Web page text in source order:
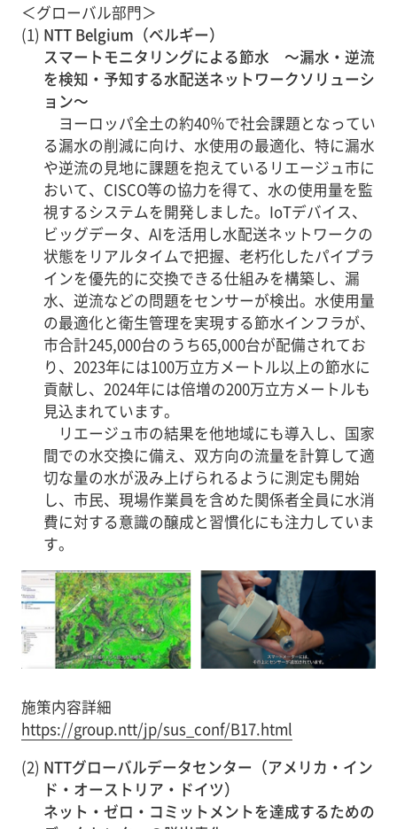
＜グローバル部門＞
(1) NTT Belgium（ベルギー）
スマートモニタリングによる節水 ～漏水・逆流
を検知・予知する水配送ネットワークソリューシ
ョン～
ヨーロッパ全土の約40％で社会課題となってい
る漏水の削減に向け、水使用の最適化、特に漏水
や逆流の見地に課題を抱えているリエージュ市に
おいて、CISCO等の協力を得て、水の使用量を監
視するシステムを開発しました。IoTデバイス、
ビッグデータ、AIを活用し水配送ネットワークの
状態をリアルタイムで把握、老朽化したパイプラ
インを優先的に交換できる仕組みを構築し、漏
水、逆流などの問題をセンサーが検出。水使用量
の最適化と衛生管理を実現する節水インフラが、
市合計245,000台のうち65,000台が配備されてお
り、2023年には100万立方メートル以上の節水に
貢献し、2024年には倍増の200万立方メートルも
見込まれています。
リエージュ市の結果を他地域にも導入し、国家
間での水交換に備え、双方向の流量を計算して適
切な量の水が汲み上げられるように測定も開始
し、市民、現場作業員を含めた関係者全員に水消
費に対する意識の醸成と習慣化にも注力していま
す。
施策内容詳細
https://group.ntt/jp/sus_conf/B17.html
(2) NTTグローバルデータセンター（アメリカ・イン
ド・オーストリア・ドイツ）
ネット・ゼロ・コミットメントを達成するための